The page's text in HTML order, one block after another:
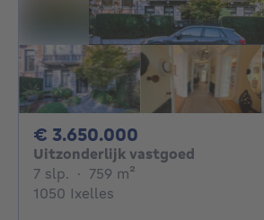
€ 3.650.000
Uitzonderlijk vastgoed
7 slp. 7 slaapkamers
· 759 m²
1050 Ixelles